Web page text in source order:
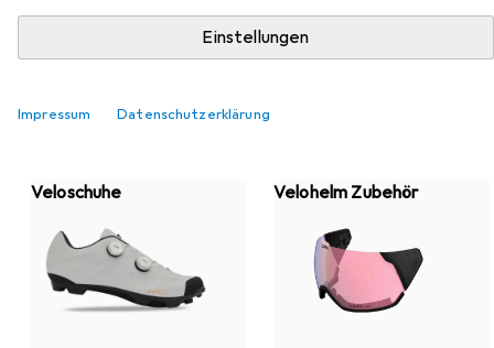
Einstellungen
Impressum Datenschutzerklärung
Veloschuhe Velohelm Zubehör